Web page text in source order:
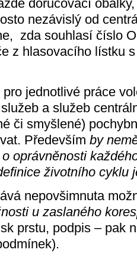
doručovací
nezávislý od
zda souhlasí číslo
z hlasovacího lístku
jednotlivé práce
a služeb
či smyšlené)
Především by
oprávněnosti
životního cyklu
nepovšimnuta
u zaslaného
prstu, podpis – pak